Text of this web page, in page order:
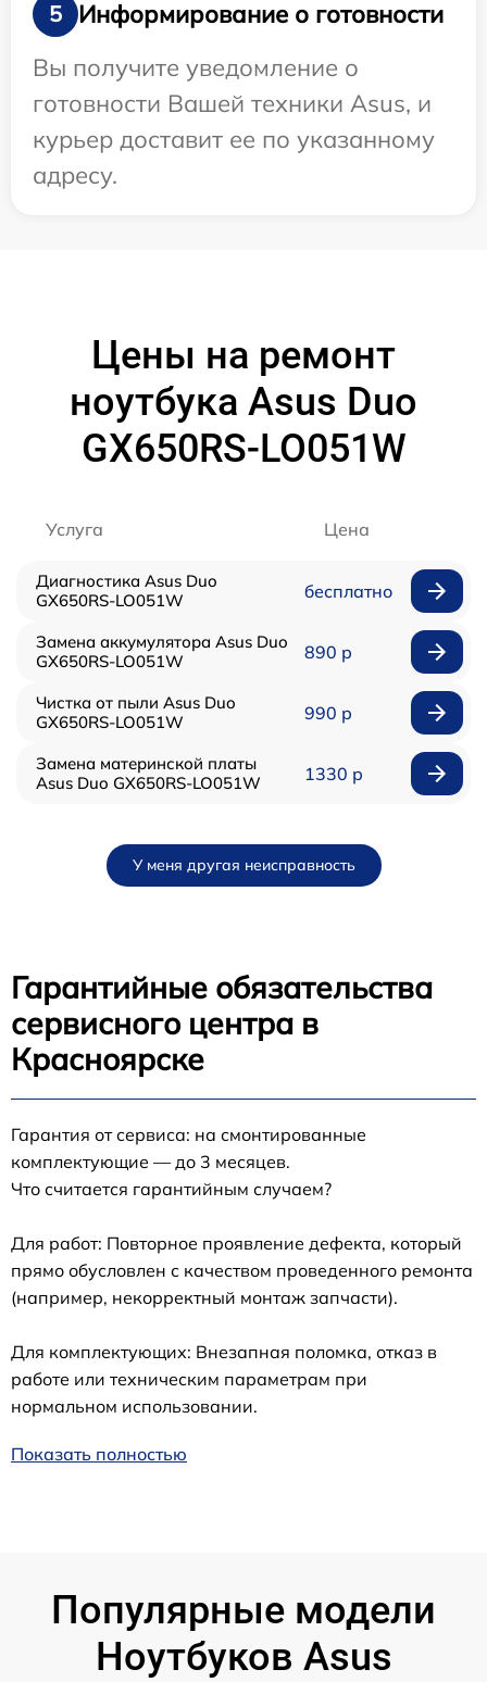
5
Информирование о готовности
Вы получите уведомление о
готовности Вашей техники Asus, и
курьер доставит ее по указанному
адресу.
Цены на ремонт
ноутбука Asus Duo
GX650RS-LO051W
Услуга Цена
Диагностика Asus Duo
GX650RS-LO051W
бесплатно
Замена аккумулятора Asus Duo
GX650RS-LO051W
890 р
Чистка от пыли Asus Duo
GX650RS-LO051W
990 р
Замена материнской платы
Asus Duo GX650RS-LO051W
1330 р
У меня другая неисправность
Гарантийные обязательства
сервисного центра в
Красноярске
Гарантия от сервиса: на смонтированные
комплектующие — до 3 месяцев.
Что считается гарантийным случаем?
Для работ: Повторное проявление дефекта, который
прямо обусловлен с качеством проведенного ремонта
(например, некорректный монтаж запчасти).
Для комплектующих: Внезапная поломка, отказ в
работе или техническим параметрам при
нормальном использовании.
Показать полностью
Популярные модели
Ноутбуков Asus